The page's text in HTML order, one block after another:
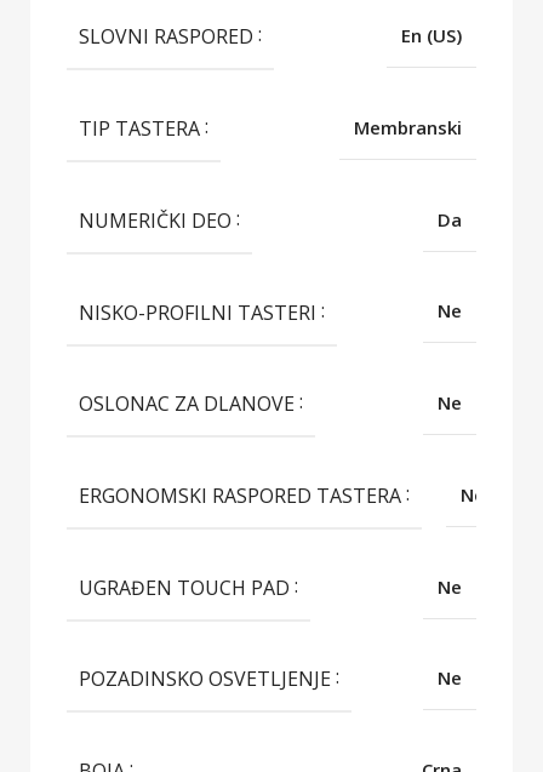
SLOVNI RASPORED En (US)
TIP TASTERA Membranski
NUMERIČKI DEO Da
NISKO-PROFILNI TASTERI Ne
OSLONAC ZA DLANOVE Ne
ERGONOMSKI RASPORED TASTERA Ne
UGRAĐEN TOUCH PAD Ne
POZADINSKO OSVETLJENJE Ne